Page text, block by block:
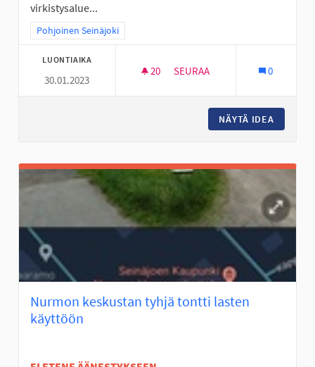
virkistysalue...
Rajaa tulokset teeman mukaan: Pohjoinen Seinäjoki
Pohjoinen Seinäjoki
LUONTIAIKA
30.01.2023
20 20 SEURAAJAA
SEURAA 0
NÄYTÄ IDEA
Nurmon keskustan tyhjä tontti lasten
käyttöön